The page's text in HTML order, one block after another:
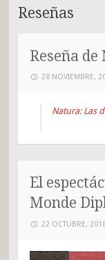
CONTENT
Reseñas
Reseña
28 NOVIEMBRE,
Natura: Las
El
Monde
22 OCTUBRE,